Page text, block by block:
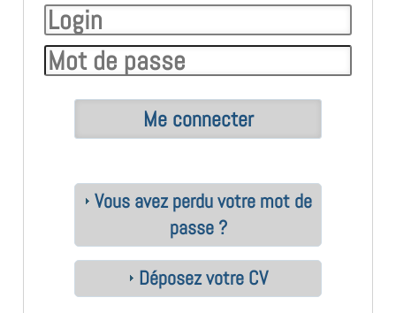
Vous avez perdu votre mot de
passe ?
Déposez votre CV